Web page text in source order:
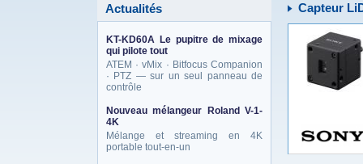
Actualités
KT-KD60A Le pupitre de mixage
qui pilote tout
ATEM · vMix · Bitfocus Companion
· PTZ — sur un seul panneau de
contrôle
Nouveau mélangeur Roland V-1-
4K
Mélange et streaming en 4K
portable tout-en-un
Capteur